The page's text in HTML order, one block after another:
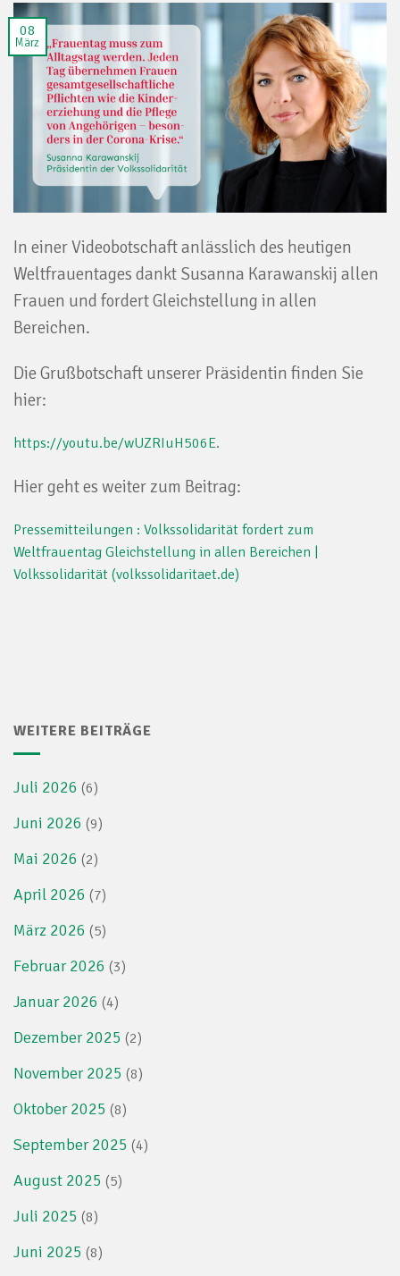
08
März
In einer Videobotschaft anlässlich des heutigen
Weltfrauentages dankt Susanna Karawanskij allen
Frauen und fordert Gleichstellung in allen
Bereichen.
Die Grußbotschaft unserer Präsidentin finden Sie
hier:
https://youtu.be/wUZRIuH506E.
Hier geht es weiter zum Beitrag:
Pressemitteilungen : Volkssolidarität fordert zum
Weltfrauentag Gleichstellung in allen Bereichen |
Volkssolidarität (volkssolidaritaet.de)
WEITERE BEITRÄGE
Juli 2026 (6)
Juni 2026 (9)
Mai 2026 (2)
April 2026 (7)
März 2026 (5)
Februar 2026 (3)
Januar 2026 (4)
Dezember 2025 (2)
November 2025 (8)
Oktober 2025 (8)
September 2025 (4)
August 2025 (5)
Juli 2025 (8)
Juni 2025 (8)